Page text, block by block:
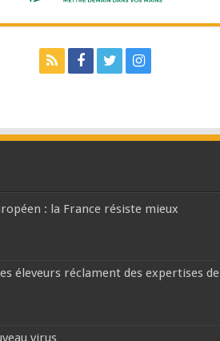
: la France résiste mieux
éleveurs réclament des expertises de
virus